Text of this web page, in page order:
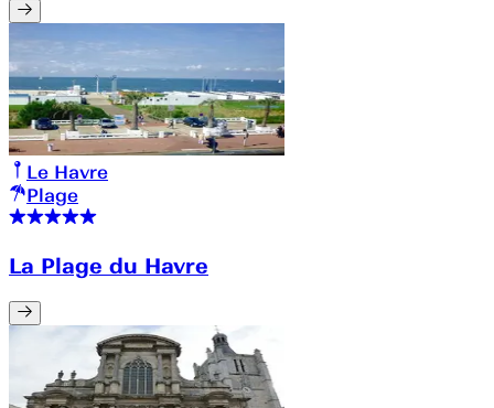
Le Havre
Plage
La Plage du Havre